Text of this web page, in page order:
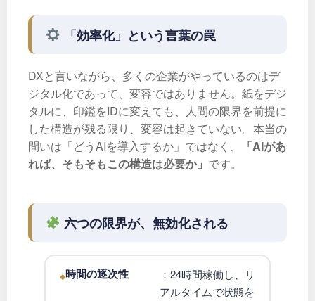
「効率化」という言葉の罠
DXと言いながら、多くの企業がやっているのはデ
ジタル化であって、変容ではありません。紙をデジ
タルに、印鑑をIDに変えても、人間の限界を前提に
した構造が残る限り、変容は起きていない。本当の
問いは「どうAIを導入するか」ではなく、
「AIがあ
れば、そもそもこの構造は必要か」 です。
六つの限界が、無効化される
時間の逐次性
：24時間稼働し、リ
アルタイムで状態を